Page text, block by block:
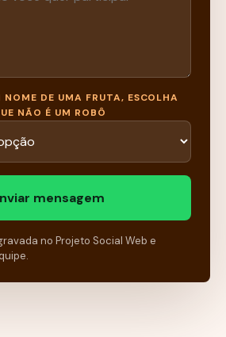
DE UMA FRUTA, ESCOLHA
NÃO É UM ROBÔ
mensagem
no Projeto Social Web e